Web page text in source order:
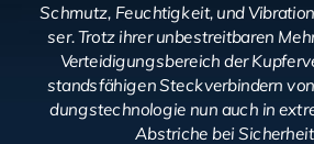
Schmutz, Feuch­tig­keit, und
ser. Trotz ihrer un­be­streit­ba­ren
Ver­tei­di­gungs­be­reich der
stands­fä­hi­gen Steck­ver­bin­dern
dungs­tech­no­lo­gie nun auch in
Ab­stri­che bei